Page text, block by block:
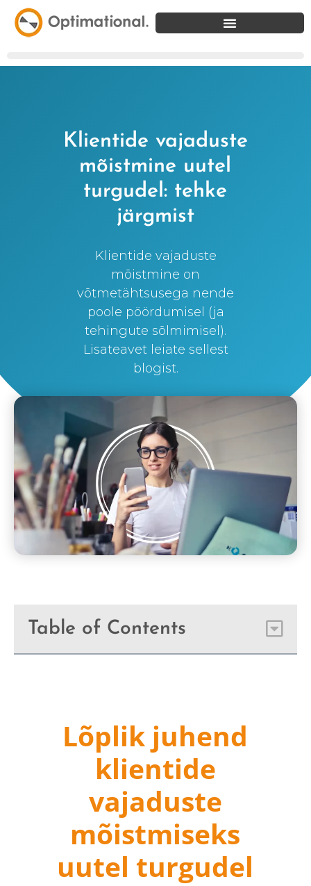
Klientide vajaduste
mõistmine uutel
turgudel: tehke
järgmist
Klientide vajaduste
mõistmine on
võtmetähtsusega nende
poole pöördumisel (ja
tehingute sõlmimisel).
Lisateavet leiate sellest
blogist.
Table of Contents
Lõplik juhend
klientide
vajaduste
mõistmiseks
uutel turgudel